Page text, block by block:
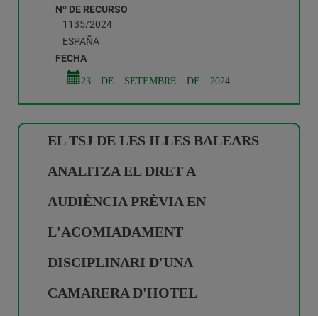
Nº DE RECURSO
1135/2024
ESPAÑA
FECHA
23 DE SETEMBRE DE 2024
EL TSJ DE LES ILLES BALEARS
ANALITZA EL DRET A
AUDIÈNCIA PRÈVIA EN
L'ACOMIADAMENT
DISCIPLINARI D'UNA
CAMARERA D'HOTEL